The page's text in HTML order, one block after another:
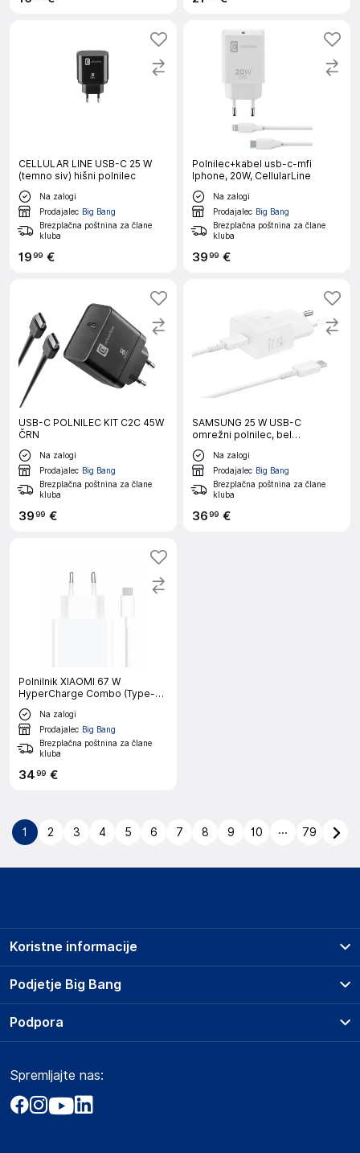
CELLULAR LINE USB-C 25 W
(temno siv) hišni polnilec
Na zalogi
Prodajalec Big Bang
Brezplačna poštnina za člane
kluba
1999 €
Polnilec+kabel usb-c-mfi
Iphone, 20W, CellularLine
Na zalogi
Prodajalec Big Bang
Brezplačna poštnina za člane
kluba
3999 €
USB-C POLNILEC KIT C2C 45W
ČRN
Na zalogi
Prodajalec Big Bang
Brezplačna poštnina za člane
kluba
3999 €
SAMSUNG 25 W USB-C
omrežni polnilec, bel
(adapter+kabel)
Na zalogi
Prodajalec Big Bang
Brezplačna poštnina za člane
kluba
3699 €
Polnilnik XIAOMI 67 W
HyperCharge Combo (Type-A)
EU
Na zalogi
Prodajalec Big Bang
Brezplačna poštnina za člane
kluba
3499 €
1 2 3 4 5 6 7 8 9 10 ... 79
Podjetje Big Bang
O podjetju
Obvestila za javnost
Akt o digitalnih storitvah
Koristne informacije
Prodajna mesta
Storitve
Dostava, vnos in odvoz
Zavarovanje izdelkov
Podpora
Marketplace
Kako oddati naročilo?
Spremljajte nas: